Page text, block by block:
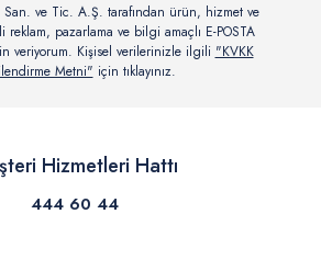
San. ve Tic. A.Ş. tarafından ürün, hizmet ve
reklam, pazarlama ve bilgi amaçlı E-POSTA
veriyorum. Kişisel verilerinizle ilgili "KVKK
Metni" için tıklayınız.
Hizmetleri Hattı
444 60 44